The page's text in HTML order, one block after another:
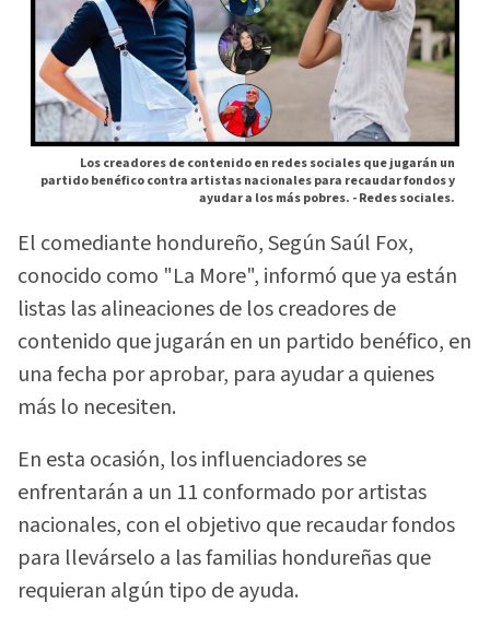
Los creadores de contenido en redes sociales que jugarán un
partido benéfico contra artistas nacionales para recaudar fondos y
ayudar a los más pobres. -Redes sociales.
El comediante hondureño, Según Saúl Fox,
conocido como "La More", informó que ya están
listas las alineaciones de los creadores de
contenido que jugarán en un partido benéfico, en
una fecha por aprobar, para ayudar a quienes
más lo necesiten.
En esta ocasión, los influenciadores se
enfrentarán a un 11 conformado por artistas
nacionales, con el objetivo que recaudar fondos
para llevárselo a las familias hondureñas que
requieran algún tipo de ayuda.